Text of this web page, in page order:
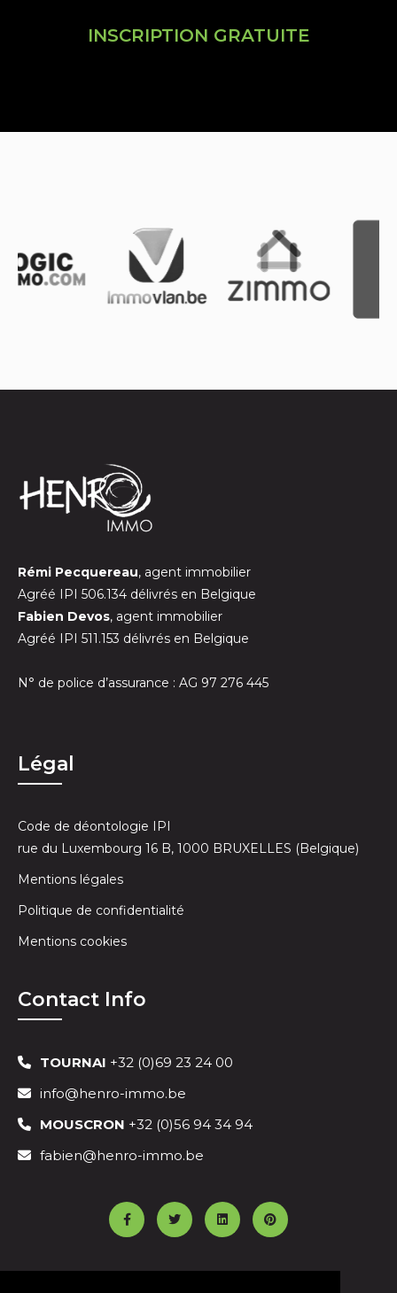
INSCRIPTION GRATUITE
Rémi Pecquereau, agent immobilier
Agréé IPI 506.134 délivrés en Belgique
Fabien Devos, agent immobilier
Agréé IPI 511.153 délivrés en Belgique
N° de police d’assurance : AG 97 276 445
Légal
Code de déontologie IPI
rue du Luxembourg 16 B, 1000 BRUXELLES (Belgique)
Mentions légales
Politique de confidentialité
Mentions cookies
Contact Info
TOURNAI +32 (0)69 23 24 00
info@henro-immo.be
MOUSCRON +32 (0)56 94 34 94
fabien@henro-immo.be